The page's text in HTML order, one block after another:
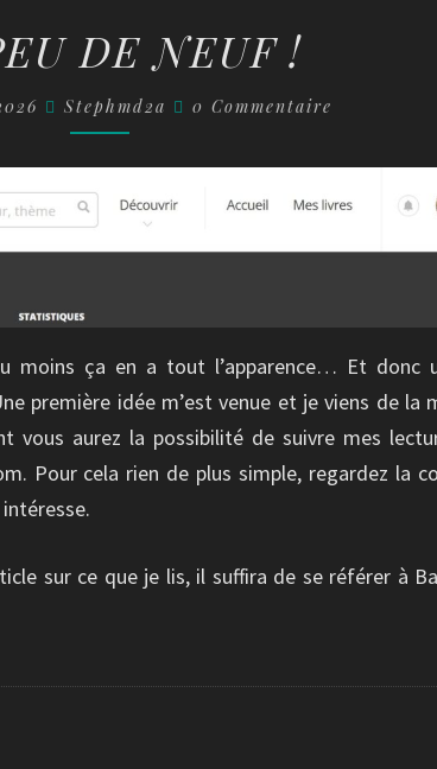
PEU
DE NEUF !
Stephmd2a Commentaires
0 Commentaire
moins ça en a tout l’apparence… Et donc
première idée m’est venue et je viens de la
vous aurez la possibilité de suivre mes
Pour cela rien de plus simple, regardez la
sur ce que je lis, il suffira de se référer à